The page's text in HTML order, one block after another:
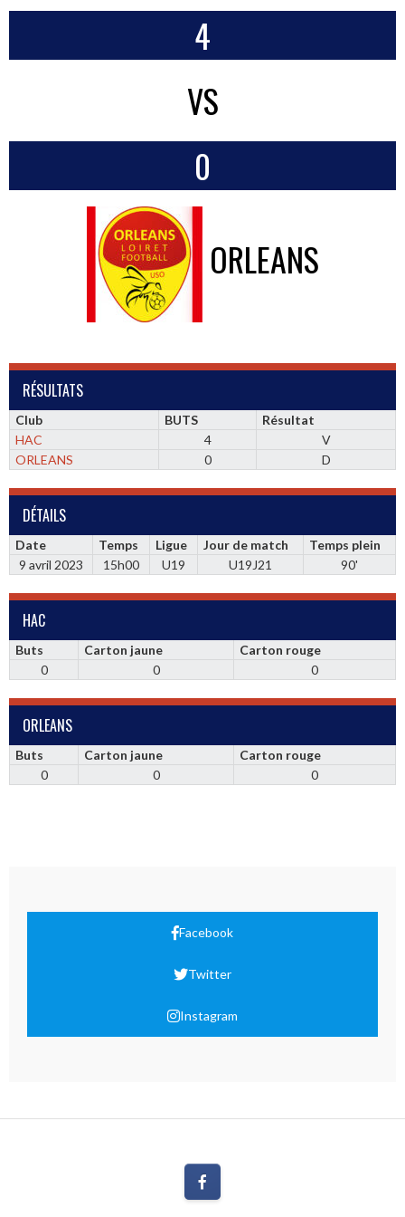
4
VS
0
ORLEANS
RÉSULTATS
Club BUTS
Résultat
HAC
4
V
ORLEANS
0 D
DÉTAILS
Date Temps Ligue Jour de match
Temps plein
9 avril 2023
15h00 U19 U19J21 90'
HAC
Buts Carton jaune
Carton rouge
0
0 0
ORLEANS
Buts Carton jaune
Carton rouge
0
0 0
Facebook
Twitter
Instagram